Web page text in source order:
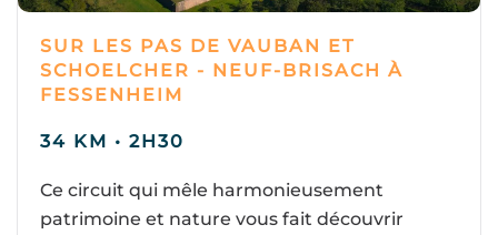
SUR LES PAS DE VAUBAN ET
SCHOELCHER - NEUF-BRISACH À
FESSENHEIM
34 KM • 2H30
Ce circuit qui mêle harmonieusement
patrimoine et nature vous fait découvrir